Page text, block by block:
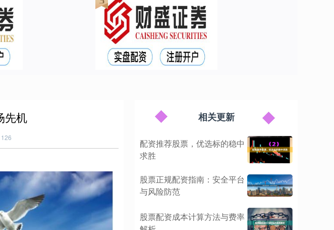
先机 相关更新
配资推荐股票，优选标的稳中
求胜
股票正规配资指南：安全平台
与风险防范
股票配资成本计算方法与费率